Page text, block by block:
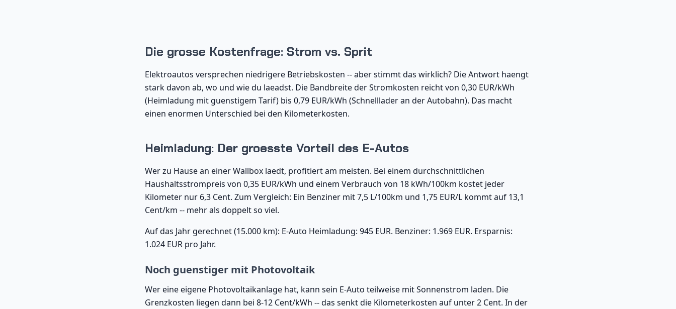
Die grosse Kostenfrage: Strom vs. Sprit
Elektroautos versprechen niedrigere Betriebskosten -- aber stimmt das wirklich? Die Antwort haengt
stark davon ab, wo und wie du laeadst. Die Bandbreite der Stromkosten reicht von 0,30 EUR/kWh
(Heimladung mit guenstigem Tarif) bis 0,79 EUR/kWh (Schnelllader an der Autobahn). Das macht
einen enormen Unterschied bei den Kilometerkosten.
Heimladung: Der groesste Vorteil des E-Autos
Wer zu Hause an einer Wallbox laedt, profitiert am meisten. Bei einem durchschnittlichen
Haushaltsstrompreis von 0,35 EUR/kWh und einem Verbrauch von 18 kWh/100km kostet jeder
Kilometer nur 6,3 Cent. Zum Vergleich: Ein Benziner mit 7,5 L/100km und 1,75 EUR/L kommt auf 13,1
Cent/km -- mehr als doppelt so viel.
Auf das Jahr gerechnet (15.000 km): E-Auto Heimladung: 945 EUR. Benziner: 1.969 EUR. Ersparnis:
1.024 EUR pro Jahr.
Noch guenstiger mit Photovoltaik
Wer eine eigene Photovoltaikanlage hat, kann sein E-Auto teilweise mit Sonnenstrom laden. Die
Grenzkosten liegen dann bei 8-12 Cent/kWh -- das senkt die Kilometerkosten auf unter 2 Cent. In der